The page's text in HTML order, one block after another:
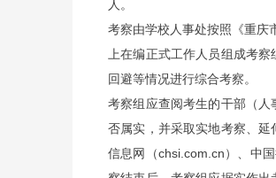
人。
考察由学校人事处按照《重庆
上在编正式工作人员组成考
回避等情况进行综合考察。
考察组应查阅考生的干部（
否属实，并采取实地考察、
信息网（chsi.com.cn）、中